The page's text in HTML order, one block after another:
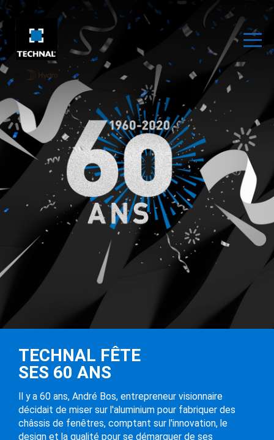
TECHNAL FÊTE
SES 60 ANS
Il y a 60 ans, André Bos, entrepreneur visionnaire
décidait de miser sur l'aluminium pour fabriquer des
châssis de fenêtres, comptant sur l'innovation, le
design et la qualité pour se démarquer de ses